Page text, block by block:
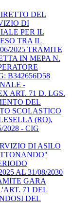
DEL
DI
PER IL
TRA IL
2025 TRAMITE
IN MEPA N.
B342656D58
-
ART. 71 D. LGS.
DEL
SCOLASTICO
(RO),
- CIG
DI ASILO
AL 31/08/2030
GARA
71 DEL
DEL